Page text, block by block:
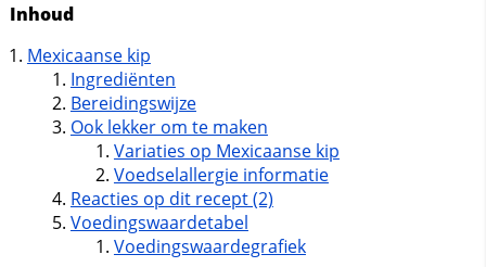
Inhoud
Mexicaanse kip
Ingrediënten
Bereidingswijze
Ook lekker om te maken
Variaties op Mexicaanse kip
Voedselallergie informatie
Reacties op dit recept (2)
Voedingswaardetabel
Voedingswaardegrafiek